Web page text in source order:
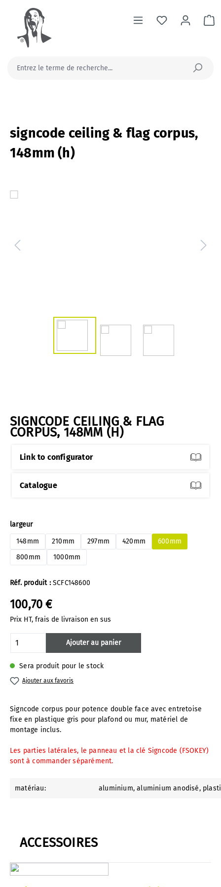
principal
signcode ceiling & flag corpus,
148mm (h)
SIGNCODE CEILING & FLAG
CORPUS, 148MM (H)
Link to configurator
Catalogue
Réf. produit :SCFC148600
100,70 €
Prix HT, frais de livraison en sus
Sera produit pour le stock
Sélectionnez
largeur
148mm
210mm 297mm 420mm
600mm
800mm
1000mm
Quantité de produit : Entrez la quantité
Ajouter au panier
Ajouter aux favoris
Signcode corpus pour potence double face avec entretoise
fixe en plastique gris pour plafond ou mur, matériel de
montage inclus.
Les parties latérales, le panneau et la clé Signcode (FSOKEY)
sont à commander séparément.
matériau: aluminium, aluminium anodisé,
ACCESSOIRES